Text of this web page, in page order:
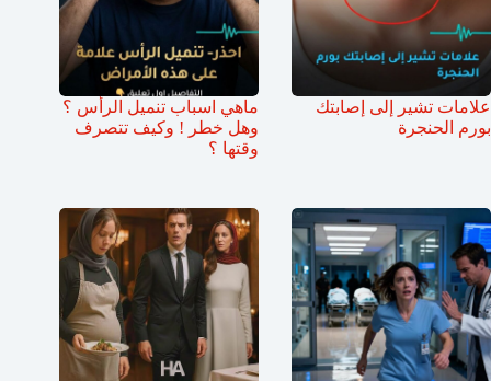
علامات تشير إلى إصابتك
بورم الحنجرة
ماهي اسباب تنميل الرأس ؟
وهل خطر ! وكيف تتصرف
وقتها ؟